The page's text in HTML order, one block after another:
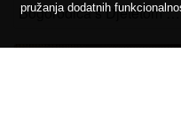
Bogorodica s Djetetom u apsidi
pružanja dodatnih